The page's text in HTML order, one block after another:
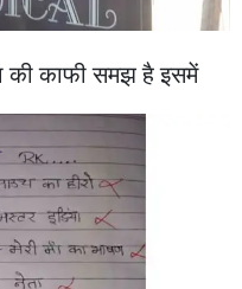
की काफी समझ है इसमें